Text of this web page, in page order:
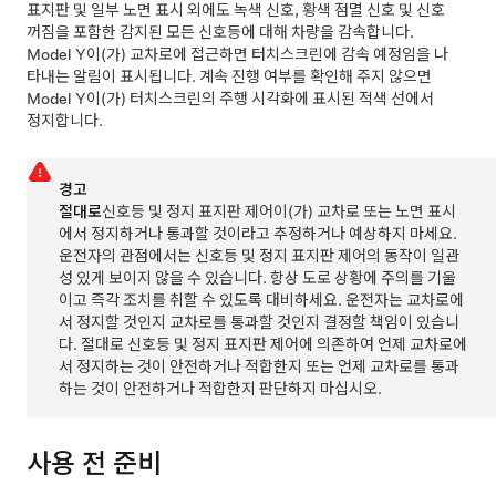
표지판 및 일부 노면 표시 외에도 녹색 신호, 황색 점멸 신호 및 신호
꺼짐을 포함한 감지된 모든 신호등에 대해 차량을 감속합니다.
Model Y이(가) 교차로에 접근하면 터치스크린에 감속 예정임을 나
타내는 알림이 표시됩니다. 계속 진행 여부를 확인해 주지 않으면
Model Y이(가) 터치스크린의 주행 시각화에 표시된 적색 선에서
정지합니다.
경고
절대로신호등 및 정지 표지판 제어 이(가) 교차로 또는 노면 표시
에서 정지하거나 통과할 것이라고 추정하거나 예상하지 마세요.
운전자의 관점에서는 신호등 및 정지 표지판 제어의 동작이 일관
성 있게 보이지 않을 수 있습니다. 항상 도로 상황에 주의를 기울
이고 즉각 조치를 취할 수 있도록 대비하세요. 운전자는 교차로에
서 정지할 것인지 교차로를 통과할 것인지 결정할 책임이 있습니
다. 절대로 신호등 및 정지 표지판 제어에 의존하여 언제 교차로에
서 정지하는 것이 안전하거나 적합한지 또는 언제 교차로를 통과
하는 것이 안전하거나 적합한지 판단하지 마십시오.
사용 전 준비